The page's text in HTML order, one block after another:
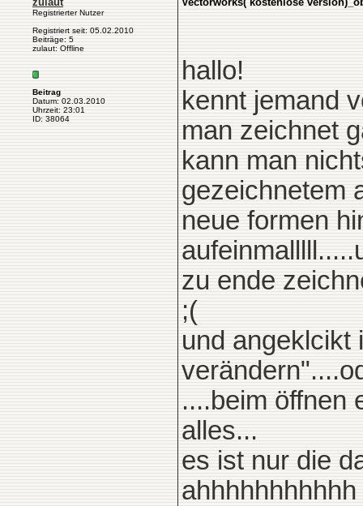
Registrierter Nutzer
Registriert seit: 05.02.2010
Beiträge: 5
zulaut: Offline
Beitrag
Datum: 02.03.2010
Uhrzeit: 23:01
ID: 38064
hallo!
kennt jemand
man zeichnet
kann man
gezeichnetem
neue formen
zu ende
;(
und angeklcikt
....beim öffnen
alles...
es ist nur die
ahhhhhhhhhhh